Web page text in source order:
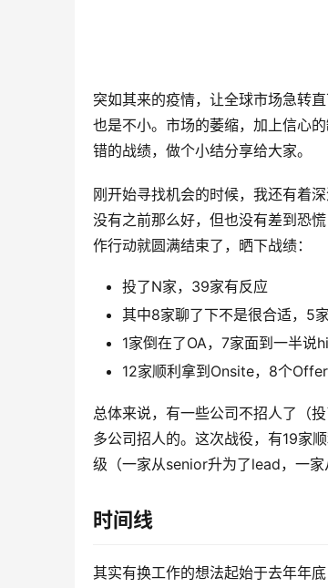
突如其来的疫情，让全球市场急转
也是不小。市场的萎缩，加上信心
错的战绩，做个小结分享给大家。
刚开始寻找机会的时候，我还有着
没有之前那么好，但也没有差到恐
作行动就圆满结束了，晒下战绩：
投了N家，39家有反应
其中8家聊了下不是很合适，5
1家倒在了OA，7家面到一半说
12家顺利拿到Onsite，8个Offer
总体来说，有一些公司不招人了（
多公司招人的。这次战役，有19家
级（一家从senior升为了lead，一
时间线
其实有换工作的想法起始于去年年